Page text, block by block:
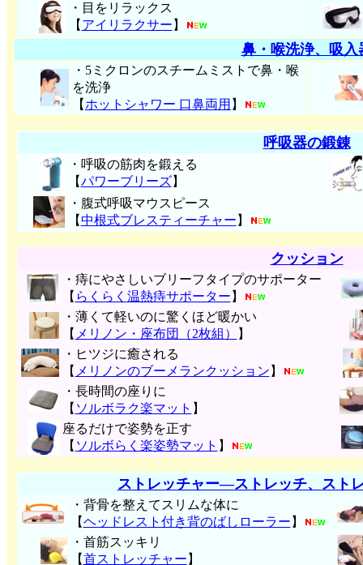
・目をリラックス
【 アイリラクサー 】
鼻・喉洗浄、吸入
・5ミクロンのスチームミストで鼻・喉
を洗浄
【 ホットシャワー 口鼻両用 】
呼吸器の鍛錬
・呼吸の筋肉を鍛える
【パワーブリーズ】
・腹式呼吸マウスピース
【中根式ブレスティーチャー 】
クッション
・痔にやさしいブリーフタイプのサポーター
【 らくらく温熱痔サポーター 】
・薄くて軽いのに驚くほど暖かい
【 メリノン・座布団（2枚組）
】
・ヒツジに癒される
【 メリノンのブーメランクッション 】
・長時間の座りに
【 ソルボラク楽マット 】
座るだけで姿勢を正す
【 ソルボらく楽姿勢マット 】
ストレッチャー―ストレッチ、スト
・背骨を整えてスリムな体に
【ヘッドレスト付き背のばしローラー 】
・首筋スッキリ
【首ストレッチャー 】